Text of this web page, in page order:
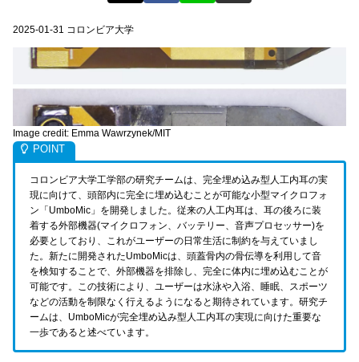
2025-01-31 コロンビア大学
Image credit: Emma Wawrzynek/MIT
コロンビア大学工学部の研究チームは、完全埋め込み型人工内耳の実
現に向けて、頭部内に完全に埋め込むことが可能な小型マイクロフォ
ン「UmboMic」を開発しました。従来の人工内耳は、耳の後ろに装
着する外部機器(マイクロフォン、バッテリー、音声プロセッサー)を
必要としており、これがユーザーの日常生活に制約を与えていまし
た。新たに開発されたUmboMicは、頭蓋骨内の骨伝導を利用して音
を検知することで、外部機器を排除し、完全に体内に埋め込むことが
可能です。この技術により、ユーザーは水泳や入浴、睡眠、スポーツ
などの活動を制限なく行えるようになると期待されています。研究チ
ームは、UmboMicが完全埋め込み型人工内耳の実現に向けた重要な
一歩であると述べています。